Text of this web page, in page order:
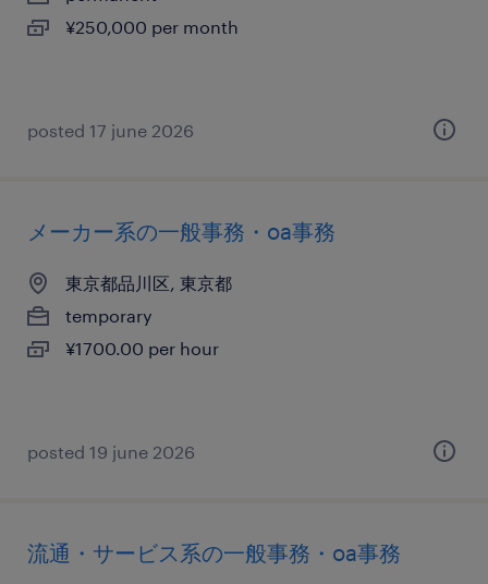
¥250,000 per month
posted 17 june 2026
メーカー系の一般事務・oa事務
東京都品川区, 東京都
temporary
¥1700.00 per hour
posted 19 june 2026
流通・サービス系の一般事務・oa事務